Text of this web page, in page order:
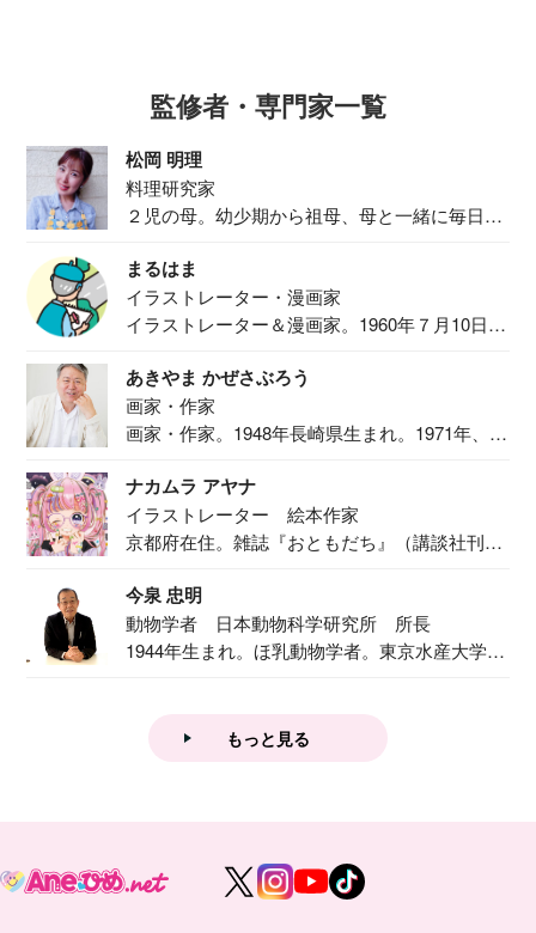
監修者・専門家一覧
松岡 明理
料理研究家
２児の母。幼少期から祖母、母と一緒に毎日の
まるはま
イラストレーター・漫画家
イラストレーター＆漫画家。1960年７月10日生
あきやま かぜさぶろう
画家・作家
画家・作家。1948年長崎県生まれ。1971年、
ナカムラ アヤナ
イラストレーター 絵本作家
京都府在住。雑誌『おともだち』（講談社刊）
今泉 忠明
動物学者 日本動物科学研究所 所長
1944年生まれ。ほ乳動物学者。東京水産大学卒
もっと見る